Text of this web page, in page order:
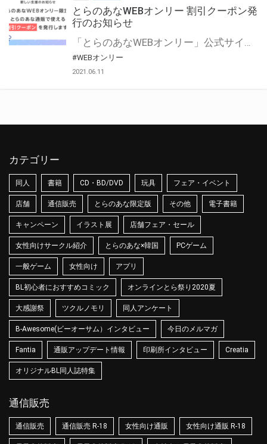
とらのあなWEBオンリー 割引クーポン発
行のお知らせ
「とらのあなWEBオンリー」公式サイトでとらのあな通販の「割引クーポン」を配布中！ イベントごとに開催当日限定で使える割引クーポンのシリアルコードを発行します。 とらのあなWEBオンリーのページをチェックして、イベント当日にお得にお買い物を楽しみましょう♪ ※本キャンペーンは予告なく終了する場合がございます。 とらのあなWEBオンリーサイトはこちら
#WEBオンリー
2021.06.11
カテゴリー
同人 書籍 CD・BD/DVD 玩具 フェア・イベント
店舗 通信販売 とらのあな限定版 その他 電子書籍
キャンペーン イラスト展 店舗フェア・セール
女性向けサークル紹介 とらのあな×韓国 PCゲーム
一般ゲーム 女性向け アプリ
BL初心者におすすめコミック オンラインとら祭り2020夏
大感謝祭 ツクルノモリ 同人アンケート
B-Awesome(ビーオーサム）インタビュー 今日のメルマガ
Fantia 通販アップデート情報 印刷所インタビュー Creatia
オリジナルBL同人誌特集
通信販売
通信販売 通信販売 R-18 女性向け通販 女性向け通販 R-18